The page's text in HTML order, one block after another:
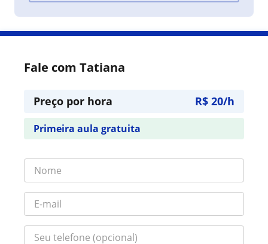
Fale com Tatiana
Preço por hora R$ 20/h
Primeira aula gratuita